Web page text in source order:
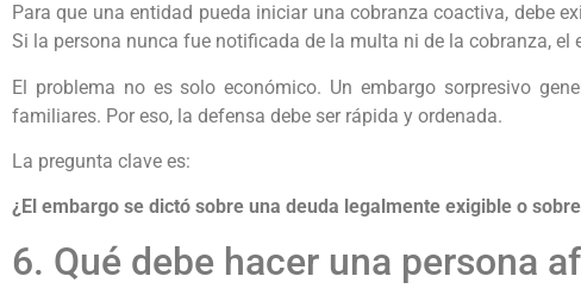
Para que una entidad pueda iniciar una cobranza coactiva, debe
Si la persona nunca fue notificada de la multa ni de la cobranza, el
El problema no es solo económico. Un embargo sorpresivo
familiares. Por eso, la defensa debe ser rápida y ordenada.
La pregunta clave es:
¿El embargo se dictó sobre una deuda legalmente exigible o
6. Qué debe hacer una persona